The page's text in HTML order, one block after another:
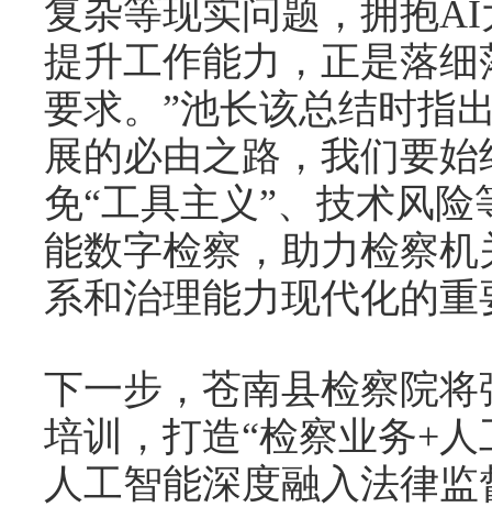
复杂等现实问题，拥抱AI
提升工作能力，正是落细
要求。”池长该总结时指
展的必由之路，我们要
免“工具主义”、技术风
能数字检察，助力检察
系和治理能力现代化的重
下一步，苍南县检察院
培训，打造“检察业务+
人工智能深度融入法律